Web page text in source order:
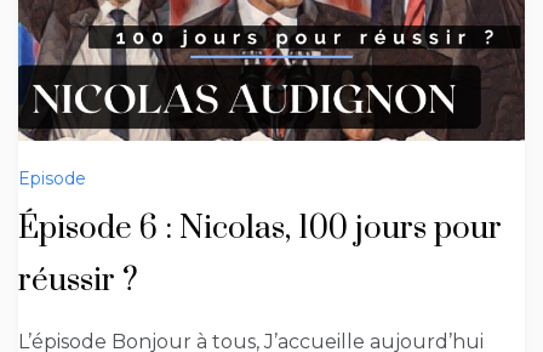
Episode
Épisode 6 : Nicolas, 100 jours pour
réussir ?
L’épisode Bonjour à tous, J’accueille aujourd’hui